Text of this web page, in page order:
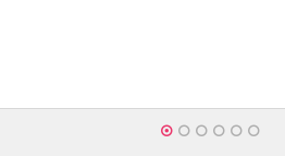
Recutita (Matricaria) Flower
Allantoin, Erythriol, Dipotassium
Hydrogenated Castor Oil, Tocopheryl
1,2-Hexanediol, Fragrance